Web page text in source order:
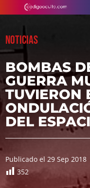
NOTICIAS
BOMBAS
GUERRA
TUVIERON
DEL
Publicado el 29 Sep 2018
352